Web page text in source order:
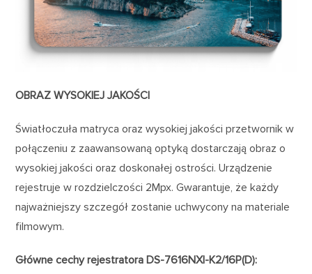
OBRAZ WYSOKIEJ JAKOŚCI
Światłoczuła matryca oraz wysokiej jakości przetwornik w
połączeniu z zaawansowaną optyką dostarczają obraz o
wysokiej jakości oraz doskonałej ostrości. Urządzenie
rejestruje w rozdzielczości 2Mpx. Gwarantuje, że każdy
najważniejszy szczegół zostanie uchwycony na materiale
filmowym.
Główne cechy rejestratora DS-7616NXI-K2/16P(D):